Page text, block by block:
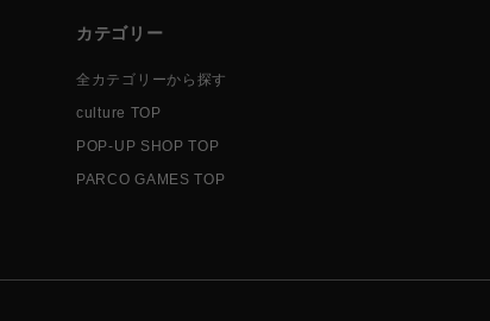
カテゴリー
全カテゴリーから探す
culture TOP
POP-UP SHOP TOP
PARCO GAMES TOP